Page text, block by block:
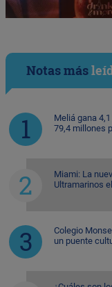
Notas más
Meliá gana
79,4 millones
Miami: La
Ultramarinos
Colegio
un puente